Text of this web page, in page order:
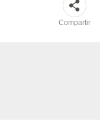
Compartir